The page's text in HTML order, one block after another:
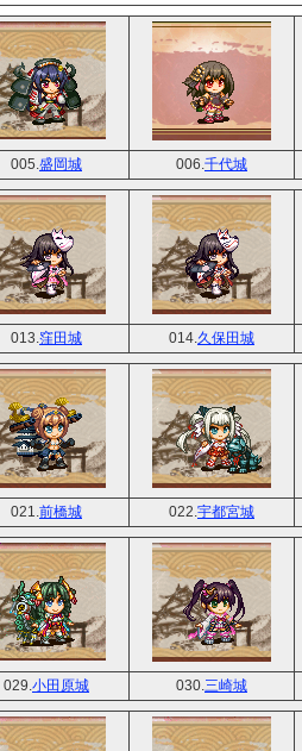
005. 盛岡城 006. 千代城
013. 窪田城 014. 久保田城
021. 前橋城 022. 宇都宮城
029. 小田原城 030. 三崎城